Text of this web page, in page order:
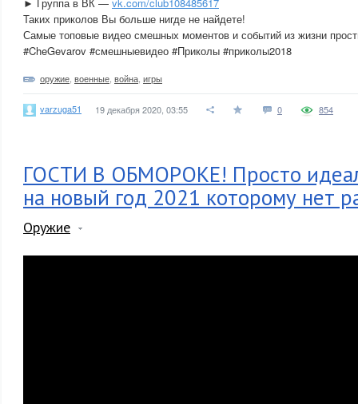
Таких приколов Вы больше нигде не найдете!
Самые топовые видео смешных моментов и событий из жизни
#CheGevarov #смешныевидео #Приколы #приколы2018
оружие военные война игры
varzuga51 19 декабря 2020, 03:55 0 854
ГОСТИ В ОБМОРОКЕ! Просто
на новый год 2021 которому нет
Оружие